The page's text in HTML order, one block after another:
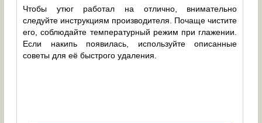
Чтобы утюг работал на отлично, внимательно
следуйте инструкциям производителя. Почаще чистите
его, соблюдайте температурный режим при глажении.
Если накипь появилась, используйте описанные
советы для её быстрого удаления.